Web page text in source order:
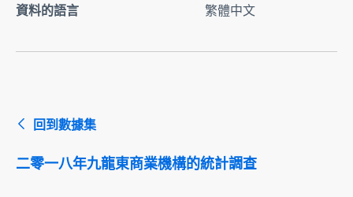
資料的語言
繁體中文
回到數據集
二零一八年九龍東商業機構的統計調查